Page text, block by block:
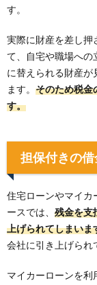
す。
実際に財産を差し押
て、自宅や職場への
に替えられる財産
ます。 そのため税金
す。
担保付きの借
住宅ローンやマイカ
ースでは、 残金を支
上げられてしまいま
会社に引き上げられ
マイカーローンを利